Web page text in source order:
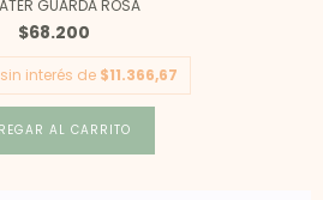
GUARDA ROSA
$68.200
interés de $11.366,67
AL CARRITO